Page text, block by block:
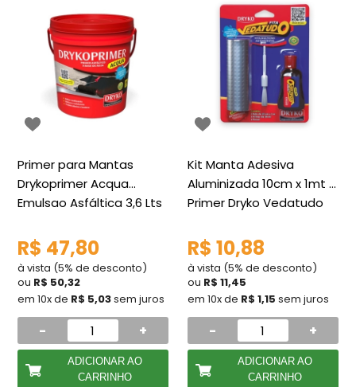
Primer para Mantas
Drykoprimer Acqua
Emulsao Asfáltica 3,6 Lts
R$ 47,80
à vista (5% de desconto)
ou R$ 50,32
em 10x de R$ 5,03sem juros
- +
ADICIONAR AO
CARRINHO
Kit Manta Adesiva
Aluminizada 10cm x 1mt +
Primer Dryko Vedatudo
R$ 10,88
à vista (5% de desconto)
ou R$ 11,45
em 10x de R$ 1,15 sem juros
- +
ADICIONAR AO
CARRINHO